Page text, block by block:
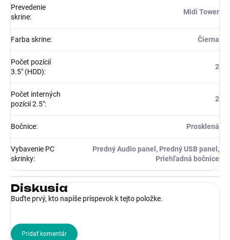
Prevedenie
skrine:
Midi Tower
Farba skrine: Čierna
Počet pozícií
3.5" (HDD):
2
Počet interných
pozícií 2.5":
2
Bočnice: Prosklená
Vybavenie PC
skrinky:
Predný Audio panel, Predný USB panel,
Priehľadná bočnice
Diskusia
Buďte prvý, kto napíše príspevok k tejto položke.
Pridať komentár